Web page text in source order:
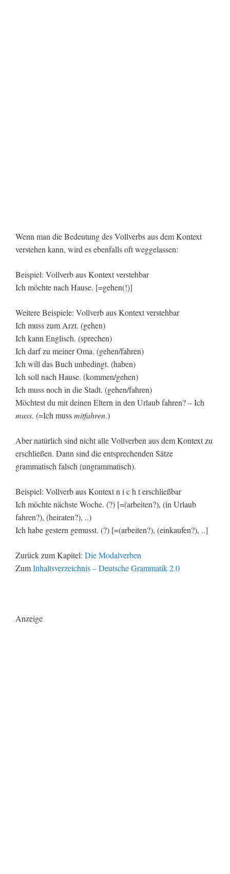
Wenn man die Bedeutung des Vollverbs aus dem Kontext
verstehen kann, wird es ebenfalls oft weggelassen:
Beispiel: Vollverb aus Kontext verstehbar
Ich möchte nach Hause. [=gehen(!)]
Weitere Beispiele: Vollverb aus Kontext verstehbar
Ich muss zum Arzt. (gehen)
Ich kann Englisch. (sprechen)
Ich darf zu meiner Oma. (gehen/fahren)
Ich will das Buch unbedingt. (haben)
Ich soll nach Hause. (kommen/gehen)
Ich muss noch in die Stadt. (gehen/fahren)
Möchtest du mit deinen Eltern in den Urlaub fahren? – Ich
muss. (=Ich mussmitfahren.)
Aber natürlich sind nicht alle Vollverben aus dem Kontext zu
erschließen. Dann sind die entsprechenden Sätze
grammatisch falsch (ungrammatisch).
Beispiel: Vollverb aus Kontext n i c h t erschließbar
Ich möchte nächste Woche. (?) [=(arbeiten?), (in Urlaub
fahren?), (heiraten?), ..)
Ich habe gestern gemusst. (?) [=(arbeiten?), (einkaufen?), ..]
Zurück zum Kapitel: Die Modalverben
ZumInhaltsverzeichnis – Deutsche Grammatik 2.0
Anzeige